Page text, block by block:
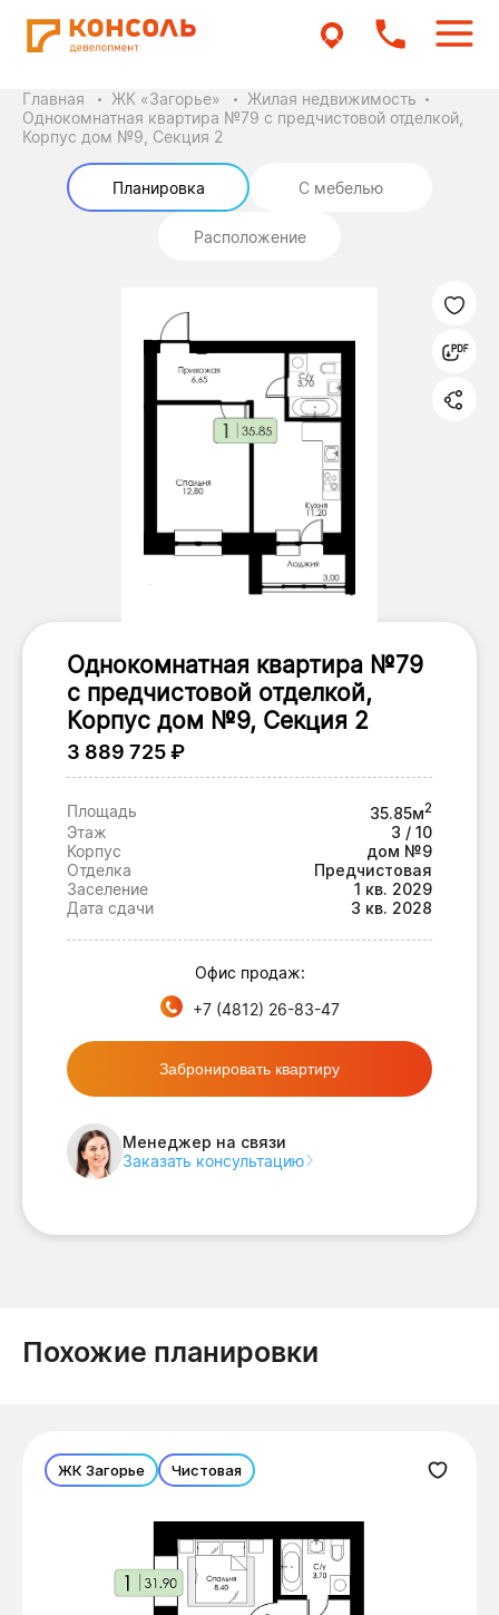
Главная ЖК «Загорье»
Жилая недвижимость
Однокомнатная квартира №79 с предчистовой отделкой,
Корпус дом №9, Секция 2
Планировка С мебелью
Расположение
Однокомнатная квартира №79
с предчистовой отделкой,
Корпус дом №9, Секция 2
3 889 725 ₽
Площадь 35.85м2
Этаж
3 / 10
Корпус
дом №9
Отделка
Предчистовая
Заселение
1 кв. 2029
Дата сдачи
3 кв. 2028
Офис продаж:
+7 (4812) 26-83-47
Забронировать квартиру
Менеджер на связи
Заказать консультацию
Похожие планировки
ЖК Загорье Чистовая